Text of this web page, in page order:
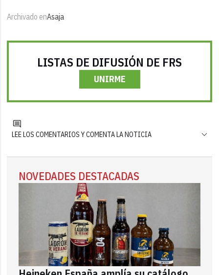
Archivado enAsaja
LISTAS DE DIFUSIÓN DE FRS
UNIRME
LEE LOS COMENTARIOS Y COMENTA LA NOTICIA
NOVEDADES DESTACADAS